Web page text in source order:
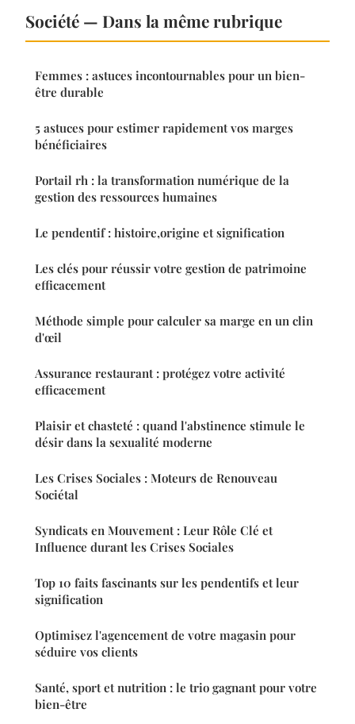
Société — Dans la même rubrique
Femmes : astuces incontournables pour un bien-
être durable
5 astuces pour estimer rapidement vos marges
bénéficiaires
Portail rh : la transformation numérique de la
gestion des ressources humaines
Le pendentif : histoire,origine et signification
Les clés pour réussir votre gestion de patrimoine
efficacement
Méthode simple pour calculer sa marge en un clin
d'œil
Assurance restaurant : protégez votre activité
efficacement
Plaisir et chasteté : quand l'abstinence stimule le
désir dans la sexualité moderne
Les Crises Sociales : Moteurs de Renouveau
Sociétal
Syndicats en Mouvement : Leur Rôle Clé et
Influence durant les Crises Sociales
Top 10 faits fascinants sur les pendentifs et leur
signification
Optimisez l'agencement de votre magasin pour
séduire vos clients
Santé, sport et nutrition : le trio gagnant pour votre
bien-être